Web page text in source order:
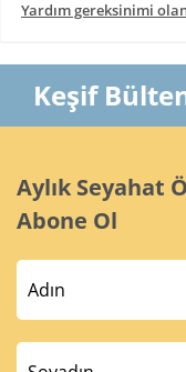
Yardım gereksinimi
Keşif
Aylık Seyahat
Abone Ol